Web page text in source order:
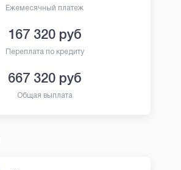
Ежемесячный платеж
167 320руб
Переплата по кредиту
667 320руб
Общая выплата